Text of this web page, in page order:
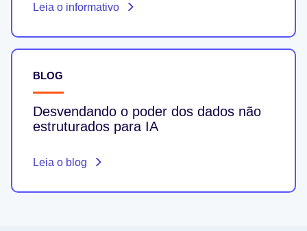
Leia o informativo
BLOG
Desvendando o poder dos dados não
estruturados para IA
Leia o blog